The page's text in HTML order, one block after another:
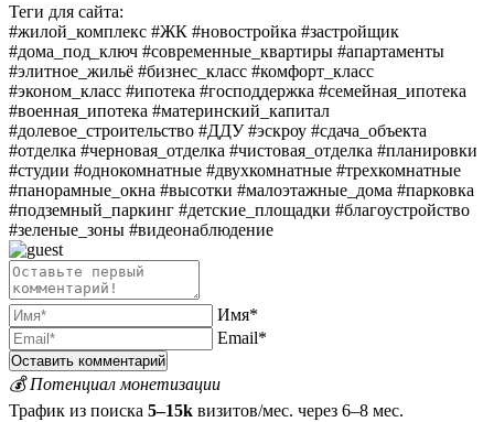
Теги для сайта:
#жилой_комплекс #ЖК #новостройка #застройщик
#дома_под_ключ #современные_квартиры #апартаменты
#элитное_жильё #бизнес_класс #комфорт_класс
#эконом_класс #ипотека #господдержка #семейная_ипотека
#военная_ипотека #материнский_капитал
#долевое_строительство #ДДУ #эскроу #сдача_объекта
#отделка #черновая_отделка #чистовая_отделка #планировки
#студии #однокомнатные #двухкомнатные #трехкомнатные
#панорамные_окна #высотки #малоэтажные_дома #парковка
#подземный_паркинг #детские_площадки #благоустройство
#зеленые_зоны #видеонаблюдение
Имя*
Email*
💰 Потенциал монетизации
Трафик из поиска 5–15k визитов/мес. через 6–8 мес.